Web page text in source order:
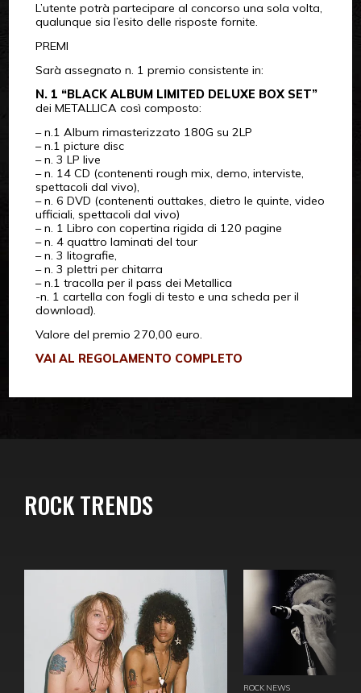
L’utente potrà partecipare al concorso una sola volta,
qualunque sia l’esito delle risposte fornite.
PREMI
Sarà assegnato n. 1 premio consistente in:
N. 1 “BLACK ALBUM LIMITED DELUXE BOX SET”
dei METALLICA così composto:
– n.1 Album rimasterizzato 180G su 2LP
– n.1 picture disc
– n. 3 LP live
– n. 14 CD (contenenti rough mix, demo, interviste,
spettacoli dal vivo),
– n. 6 DVD (contenenti outtakes, dietro le quinte, video
ufficiali, spettacoli dal vivo)
– n. 1 Libro con copertina rigida di 120 pagine
– n. 4 quattro laminati del tour
– n. 3 litografie,
– n. 3 plettri per chitarra
– n.1 tracolla per il pass dei Metallica
-n. 1 cartella con fogli di testo e una scheda per il
download).
Valore del premio 270,00 euro.
VAI AL REGOLAMENTO COMPLETO
ROCK TRENDS
ROCK NEWS